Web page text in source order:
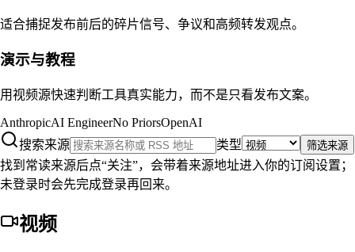
适合捕捉发布前后的碎片信号、争议和高频转发观点。
演示与教程
用视频源快速判断工具真实能力，而不是只看发布文案。
AnthropicAI EngineerNo PriorsOpenAI
搜索来源
类型 筛选来源
找到常读来源后点“关注”，会带着来源地址进入你的订阅设置；
未登录时会先完成登录再回来。
视频